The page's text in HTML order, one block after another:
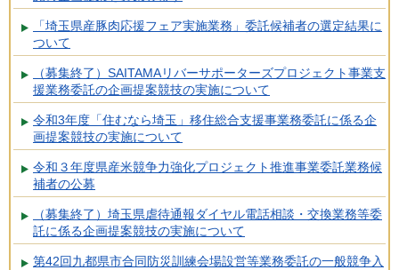
「埼玉県産豚肉応援フェア実施業務」委託候補者の選定結果に
ついて
（募集終了）SAITAMAリバーサポーターズプロジェクト事業支
援業務委託の企画提案競技の実施について
令和3年度「住むなら埼玉」移住総合支援事業務委託に係る企
画提案競技の実施について
令和３年度県産米競争力強化プロジェクト推進事業委託業務候
補者の公募
（募集終了）埼玉県虐待通報ダイヤル電話相談・交換業務等委
託に係る企画提案競技の実施について
第42回九都県市合同防災訓練会場設営等業務委託の一般競争入